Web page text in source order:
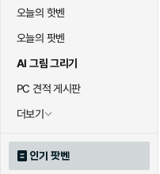
오늘의 핫벤
오늘의 팟벤
AI 그림 그리기
PC 견적 게시판
더보기
인기 팟벤